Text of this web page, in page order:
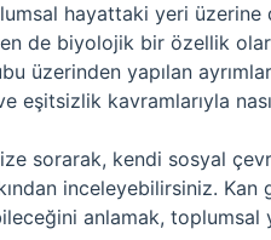
hayattaki yeri
de biyolojik bir özellik
üzerinden yapılan
eşitsizlik kavramlarıyla
sorarak, kendi sosyal
inceleyebilirsiniz.
anlamak,